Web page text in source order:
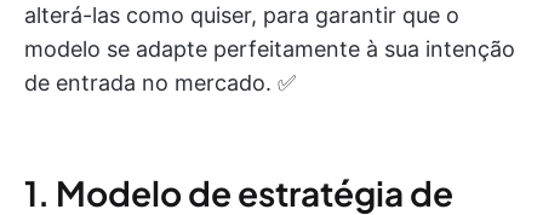
alterá-las como quiser, para garantir que o
modelo se adapte perfeitamente à sua intenção
de entrada no mercado. ✅
1. Modelo de estratégia de